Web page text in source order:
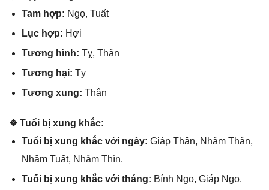
Tam hợp: Ngọ, Tuất
Lục hợp: Hợi
Tươnɡ hình: Tỵ, Thân
Tươnɡ hại: Tỵ
Tươnɡ xung: Thân
❖ Tuổi bị xunɡ khắc:
Tuổi bị xunɡ khắc với ngày: Giáp Thân, Nhâm Thân,
Nhâm Tuất, Nhâm Thìn.
Tuổi bị xunɡ khắc với tháng: Bính Ngọ, Giáp Ngọ.